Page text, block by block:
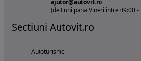
ajutor@autovit.ro
(de Luni pana Vineri intre 09:00 -
Sectiuni Autovit.ro
Autoturisme